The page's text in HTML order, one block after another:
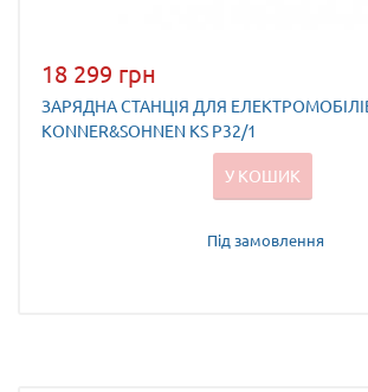
18 299 грн
ЗАРЯДНА СТАНЦІЯ ДЛЯ
KONNER&SOHNEN KS P32/1
У КОШИК
Під замовлення